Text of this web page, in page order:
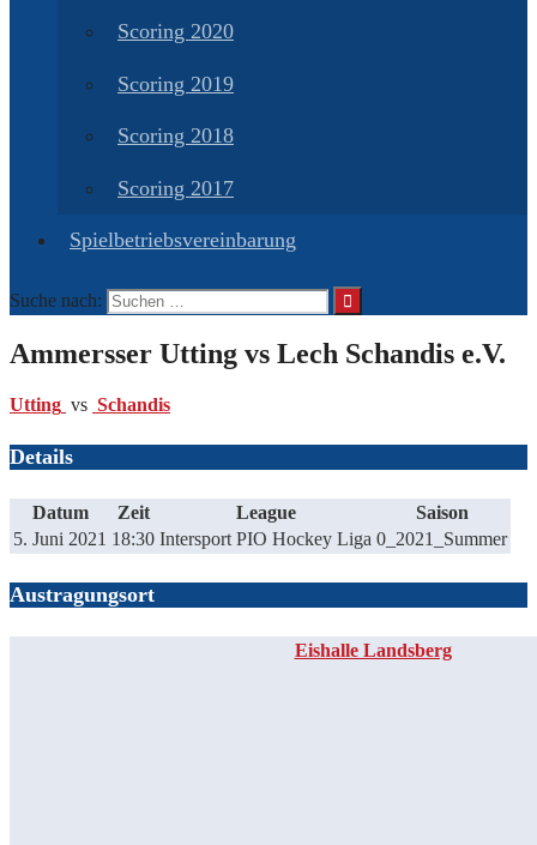
Scoring 2020
Scoring 2019
Scoring 2018
Scoring 2017
Spielbetriebsvereinbarung
Suche nach:
Ammersser Utting vs Lech Schandis e.V.
Utting vs Schandis
Details
Datum Zeit League
Saison
5. Juni 2021 18:30 Intersport PIO Hockey Liga 0_2021_Summer
Austragungsort
Eishalle Landsberg